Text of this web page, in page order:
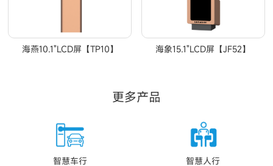
海燕10.1"LCD屏【TP10】 海象15.1"LCD屏【JF52】
更多产品
智慧车行 智慧人行